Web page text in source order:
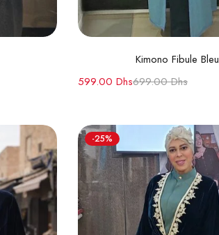
Choix des options
Kimono Fibule Bleu
699.00Dhs
599.00 Dhs
-25%